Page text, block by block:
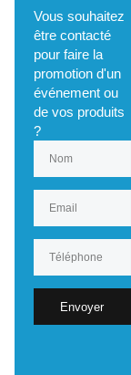
Vous souhaitez
être contacté
pour faire la
promotion d'un
événement ou
de vos produits
?
Envoyer